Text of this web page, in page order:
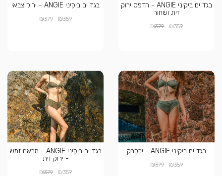
בגד ים ביקיני ANGIE - הדפס ירוק
זית ושחור
₪359
₪379
בגד ים ביקיני ANGIE - ירוק צבאי
₪359
₪379
בגד ים ביקיני ANGIE - ירקרק
₪359
₪379
בגד ים ביקיני ANGIE - מראה זמש
- ירוק זית
₪359
₪379